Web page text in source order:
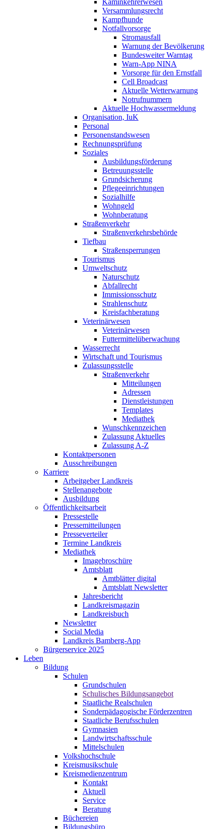
Kaminkehrerwesen
Versammlungsrecht
Kampfhunde
Notfallvorsorge
Stromausfall
Warnung der Bevölkerung
Bundesweiter Warntag
Warn-App NINA
Vorsorge für den Ernstfall
Cell Broadcast
Aktuelle Wetterwarnung
Notrufnummern
Aktuelle Hochwassermeldung
Organisation, IuK
Personal
Personenstandswesen
Rechnungsprüfung
Soziales
Ausbildungsförderung
Betreuungsstelle
Grundsicherung
Pflegeeinrichtungen
Sozialhilfe
Wohngeld
Wohnberatung
Straßenverkehr
Straßenverkehrsbehörde
Tiefbau
Straßensperrungen
Tourismus
Umweltschutz
Naturschutz
Abfallrecht
Immissionsschutz
Strahlenschutz
Kreisfachberatung
Veterinärwesen
Veterinärwesen
Futtermittelüberwachung
Wasserrecht
Wirtschaft und Tourismus
Zulassungsstelle
Straßenverkehr
Mitteilungen
Adressen
Dienstleistungen
Templates
Mediathek
Wunschkennzeichen
Zulassung Aktuelles
Zulassung A-Z
Kontaktpersonen
Ausschreibungen
Karriere
Arbeitgeber Landkreis
Stellenangebote
Ausbildung
Öffentlichkeitsarbeit
Pressestelle
Pressemitteilungen
Presseverteiler
Termine Landkreis
Mediathek
Imagebroschüre
Amtsblatt
Amtblätter digital
Amtsblatt Newsletter
Jahresbericht
Landkreismagazin
Landkreisbuch
Newsletter
Social Media
Landkreis Bamberg-App
Bürgerservice 2025
Leben
Bildung
Schulen
Grundschulen
Schulisches Bildungsangebot
Staatliche Realschulen
Sonderpädagogische Förderzentren
Staatliche Berufsschulen
Gymnasien
Landwirtschaftsschule
Mittelschulen
Volkshochschule
Kreismusikschule
Kreismedienzentrum
Kontakt
Aktuell
Service
Beratung
Büchereien
Bildungsbüro